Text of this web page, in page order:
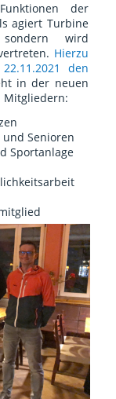
der
agiert Turbine
sondern wird
Hierzu
den
in der neuen
Mitgliedern:
Senioren
Sportanlage